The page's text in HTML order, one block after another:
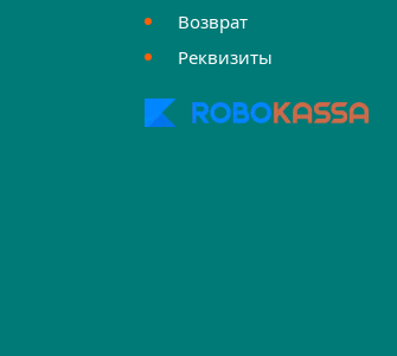
Возврат
Реквизиты